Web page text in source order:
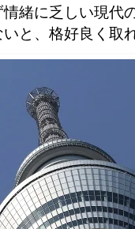
緒に乏しい現代
と、格好良く取